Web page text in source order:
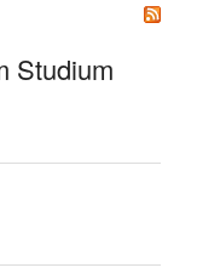
Studium